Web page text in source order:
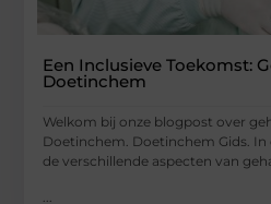
Een Inclusieve Toekomst:
Doetinchem
Welkom bij onze blogpost over
Doetinchem. Doetinchem Gids. In
de verschillende aspecten van